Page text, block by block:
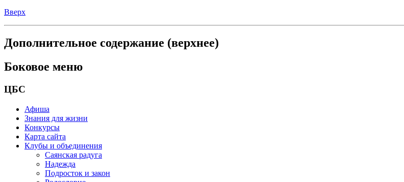
Вверх
Дополнительное содержание (верхнее)
Боковое меню
ЦБС
Афиша
Знания для жизни
Конкурсы
Карта сайта
Клубы и объединения
Саянская радуга
Надежда
Подросток и закон